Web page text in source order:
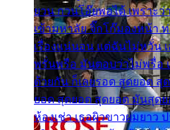
ยวน กวนโอ๊ยพอได้ เพราะ
เข้ามหาลัย จิ๊กโก๊มองหน้า
เรื่องแน่นอน แต่ฉันไม่หวั่น
พรั่นพรือ มันตอบว่าไม่พรื่อ
ด้วยกัน ก็เลยรอด สุดยอด
ยอด สุดยอด สุดยอด มันสุด
ห้องเช่า เธอผิวขาวผมยาว